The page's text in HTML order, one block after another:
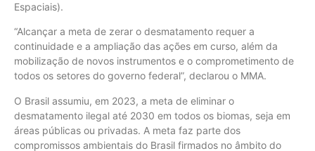
Espaciais).
“Alcançar a meta de zerar o desmatamento requer a
continuidade e a ampliação das ações em curso, além da
mobilização de novos instrumentos e o comprometimento de
todos os setores do governo federal”, declarou o MMA.
O Brasil assumiu, em 2023, a meta de eliminar o
desmatamento ilegal até 2030 em todos os biomas, seja em
áreas públicas ou privadas. A meta faz parte dos
compromissos ambientais do Brasil firmados no âmbito do